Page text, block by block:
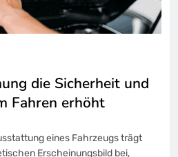
die Sicherheit und
Fahren erhöht
eines Fahrzeugs trägt
Erscheinungsbild bei,